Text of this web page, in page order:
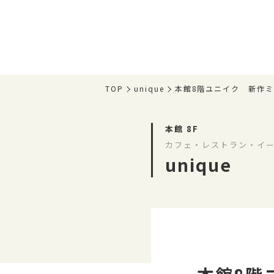
TOP unique 本館8階ユニイク 新作
本館 8F
カフェ・レストラン・イ
unique